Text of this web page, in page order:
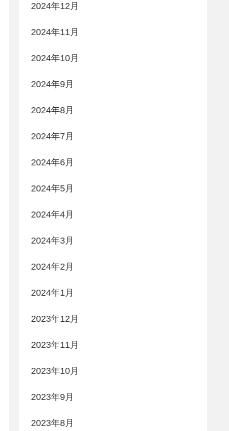
2024年12月
2024年11月
2024年10月
2024年9月
2024年8月
2024年7月
2024年6月
2024年5月
2024年4月
2024年3月
2024年2月
2024年1月
2023年12月
2023年11月
2023年10月
2023年9月
2023年8月